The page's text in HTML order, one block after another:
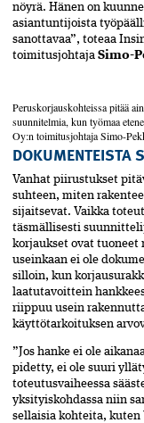
nöyrä. Hänen on
asiantuntijoista
sanottavaa”, toteaa
toimitusjohtaja Simo-
Peruskorjauskohteissa pitää
suunnitelmia, kun työmaa
Oy:n toimitusjohtaja Simo-
DOKUMENTEISTA
Vanhat piirustukset
suhteen, miten
sijaitsevat. Vaikka
täsmällisesti
korjauk­set ovat tuoneet
useinkaan ei ole
silloin, kun
laatutavoittein
riippuu usein
käyttö­tarkoituksen
”Jos hanke ei ole
pidetty, ei ole suuri
toteutusvaiheessa
yksityiskohdassa niin
sellaisia kohteita,